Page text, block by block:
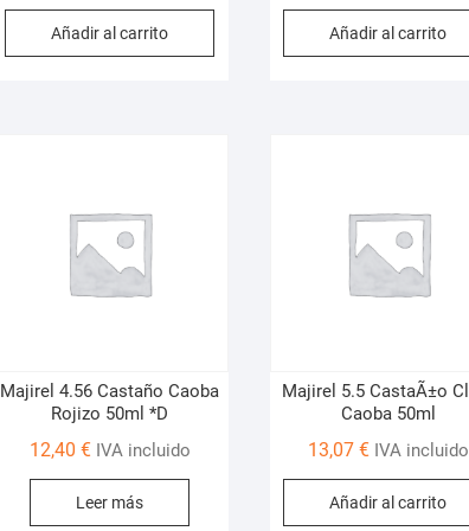
Añadir al carrito Añadir al carrito
Majirel 4.56 Castaño Caoba
Rojizo 50ml *D
12,40 € IVA incluido
Leer más
Majirel 5.5 CastaÃ±o
Caoba 50ml
13,07 € IVA incluido
Añadir al carrito